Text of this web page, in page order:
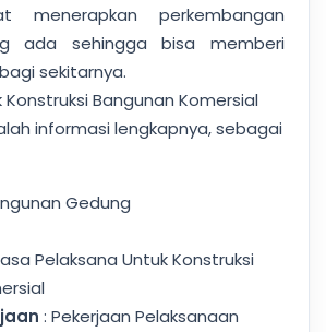
menerapkan perkembangan
ada sehingga bisa memberi
sekitarnya.
Konstruksi Bangunan Komersial
informasi lengkapnya, sebagai
Gedung
Pelaksana Untuk Konstruksi
: Pekerjaan Pelaksanaan